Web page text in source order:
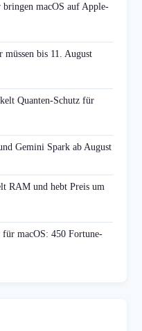
macOS auf Apple-
bis 11. August
Quanten-Schutz für
Gemini Spark ab August
RAM und hebt Preis um
macOS: 450 Fortune-